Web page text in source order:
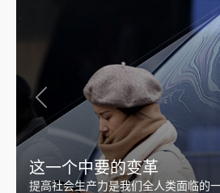
最前沿的科学技术探讨会议
当前最先进的是ai技术的实际应用，
上一张